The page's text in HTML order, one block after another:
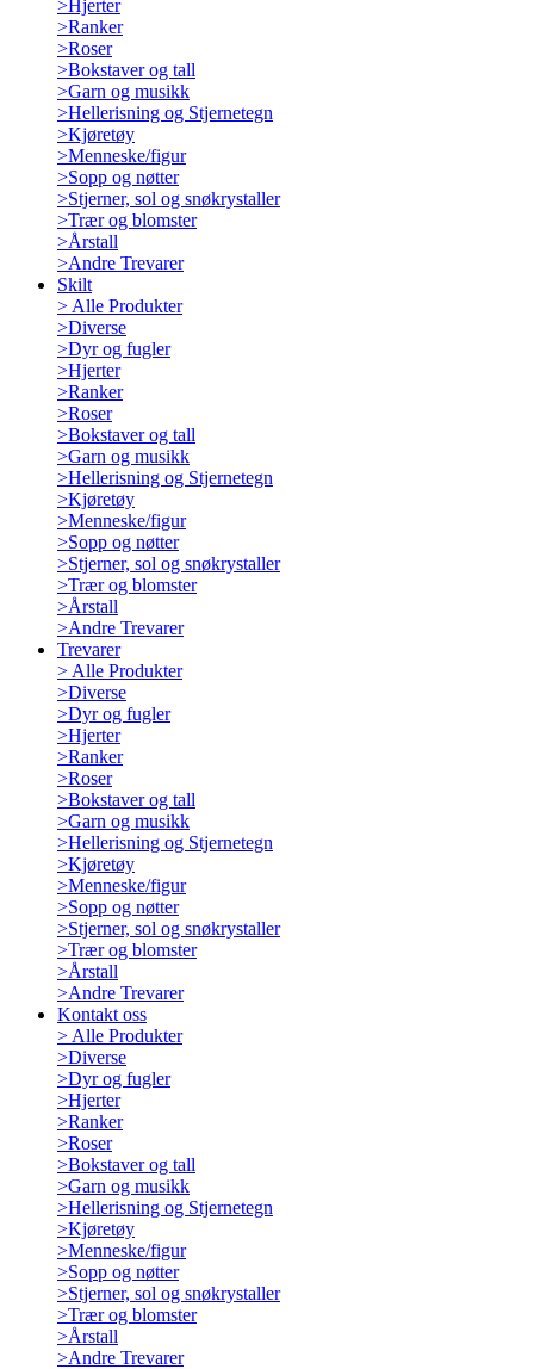
>Hjerter
>Ranker
>Roser
>Bokstaver og tall
>Garn og musikk
>Hellerisning og Stjernetegn
>Kjøretøy
>Menneske/figur
>Sopp og nøtter
>Stjerner, sol og snøkrystaller
>Trær og blomster
>Årstall
>Andre Trevarer
Skilt
> Alle Produkter
>Diverse
>Dyr og fugler
>Hjerter
>Ranker
>Roser
>Bokstaver og tall
>Garn og musikk
>Hellerisning og Stjernetegn
>Kjøretøy
>Menneske/figur
>Sopp og nøtter
>Stjerner, sol og snøkrystaller
>Trær og blomster
>Årstall
>Andre Trevarer
Trevarer
> Alle Produkter
>Diverse
>Dyr og fugler
>Hjerter
>Ranker
>Roser
>Bokstaver og tall
>Garn og musikk
>Hellerisning og Stjernetegn
>Kjøretøy
>Menneske/figur
>Sopp og nøtter
>Stjerner, sol og snøkrystaller
>Trær og blomster
>Årstall
>Andre Trevarer
Kontakt oss
> Alle Produkter
>Diverse
>Dyr og fugler
>Hjerter
>Ranker
>Roser
>Bokstaver og tall
>Garn og musikk
>Hellerisning og Stjernetegn
>Kjøretøy
>Menneske/figur
>Sopp og nøtter
>Stjerner, sol og snøkrystaller
>Trær og blomster
>Årstall
>Andre Trevarer